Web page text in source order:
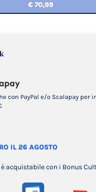
con PayPal e/o Scalapay per
IL 26 AGOSTO
acquistabile con i Bonus
€ 70,99